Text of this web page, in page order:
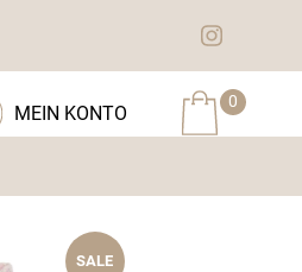
0
MEIN KONTO
SALE